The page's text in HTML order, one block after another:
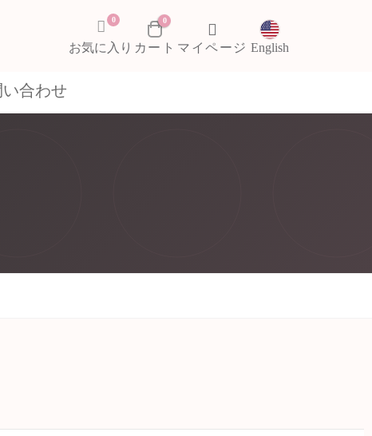
0
お気に入り
0
English
い合わせ